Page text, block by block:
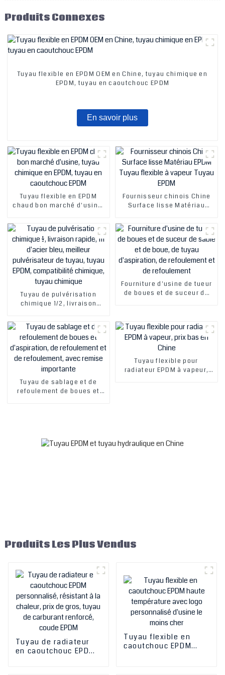
Produits Connexes
Tuyau flexible en EPDM OEM en Chine, tuyau chimique en
EPDM, tuyau en caoutchouc EPDM
En savoir plus
Tuyau flexible en EPDM
chaud bon marché d'usine,
tuyau en caoutchouc EPDM
Fournisseur chinois Chine
Surface lisse Matériau
vapeur Tuyau EPDM
Tuyau de pulvérisation
chimique 1/2, livraison
meilleur pulvérisateur de
tuyau, tuyau EPDM,
compatibilité chimique,
tuyau chimique
Fourniture d'usine de tueur
de boues et de suceur de
refoulement
Tuyau de sablage et de
refoulement de boues et
Tuyau flexible pour
radiateur EPDM à vapeur,
Produits Les Plus Vendus
Tuyau de radiateur
en caoutchouc EPDM
Tuyau flexible en
caoutchouc EPDM